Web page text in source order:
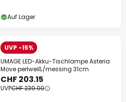
Auf Lager
UVP -15%
UMAGE LED-Akku-Tischlampe Asteria
Move perlweiß/messing 31cm
CHF 203.15
UVPCHF 239.00